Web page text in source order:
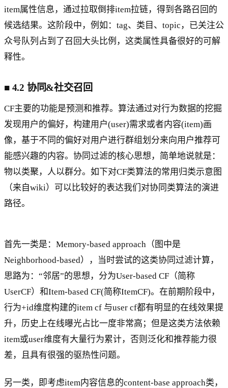
item属性信息，通过拉取倒排item拉链，得到各路召回的
候选结果。这阶段中，例如：tag、类目、topic，已关注公
众号队列占到了召回大头比例，这类属性具备很好的可解
释性。
■ 4.2 协同&社交召回
CF主要的功能是预测和推荐。算法通过对行为数据的挖掘
发现用户的偏好，构建用户(user)需求或者内容(item)画
像，基于不同的偏好对用户进行群组划分来向用户推荐可
能感兴趣的内容。协同过滤的核心思想，简单地说就是：
物以类聚，人以群分。如下对CF类算法的常用归类示意图
（来自wiki）可以比较好的表达我们对协同类算法的演进
路径。
首先一类是：Memory-based approach（图中是
Neighborhood-based），当时尝试的这类协同过滤计算，
思路为：“邻居”的思想，分为User-based CF（简称
UserCF）和Item-based CF(简称ItemCF)。在前期阶段中，
行为+id维度构建的item cf 与user cf都有明显的在线效果提
升，历史上在线曝光占比一度非常高；但是这类方法依赖
item或user维度有大量行为累计，否则泛化和推荐能力很
差，且具有很强的驱热性问题。
另一类，即考虑item内容信息的content-base approach类，